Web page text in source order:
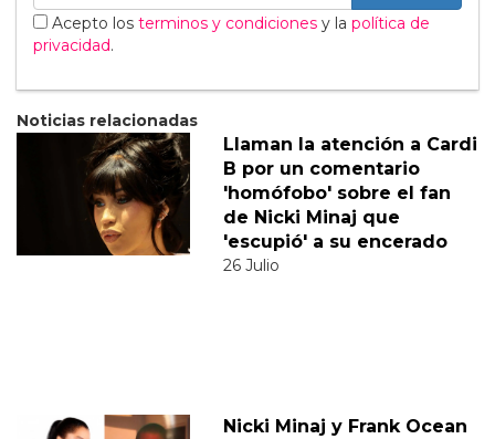
Acepto los terminos y condiciones y la política de
privacidad.
Noticias relacionadas
Llaman la atención a Cardi
B por un comentario
'homófobo' sobre el fan
de Nicki Minaj que
'escupió' a su encerado
26 Julio
Nicki Minaj y Frank Ocean